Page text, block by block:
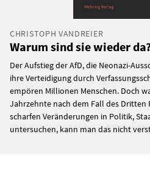
CHRISTOPH VANDREIER
Warum sind sie wieder
Der Aufstieg der AfD, die Neonazi-
ihre Verteidigung durch
empören Millionen Menschen. Doch
Jahrzehnte nach dem Fall des Dritten
scharfen Veränderungen in Politik,
untersuchen, kann man das nicht